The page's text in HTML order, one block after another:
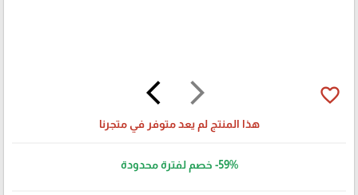
arrow_forward_ios
arrow_back_ios favorite_border
هذا المنتج لم يعد متوفر في متجرنا
-59% خصم لفترة محدودة